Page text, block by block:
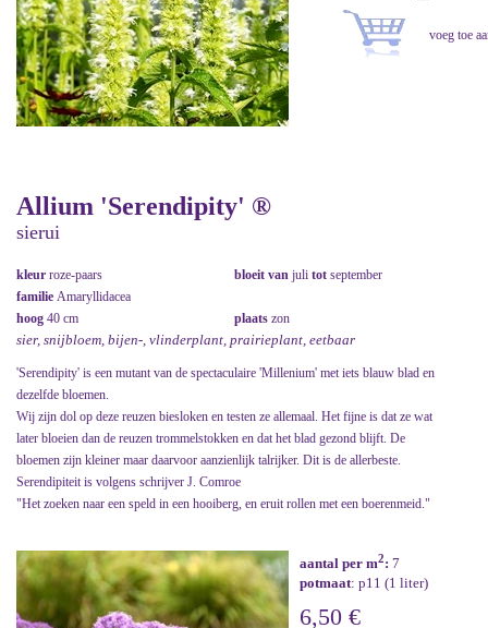
Allium 'Serendipity' ®
sierui
kleur roze-paars bloeit van juli tot september
familie Amaryllidacea
hoog 40 cm plaats zon
sier, snijbloem, bijen-, vlinderplant, prairieplant, eetbaar
'Serendipity' is een mutant van de spectaculaire 'Millenium' met iets blauw blad en
dezelfde bloemen.
Wij zijn dol op deze reuzen biesloken en testen ze allemaal. Het fijne is dat ze wat
later bloeien dan de reuzen trommelstokken en dat het blad gezond blijft. De
bloemen zijn kleiner maar daarvoor aanzienlijk talrijker. Dit is de allerbeste.
Serendipiteit is volgens schrijver J. Comroe
"Het zoeken naar een speld in een hooiberg, en eruit rollen met een boerenmeid."
aantal per m2: 7
potmaat: p11 (1 liter)
6,50 €